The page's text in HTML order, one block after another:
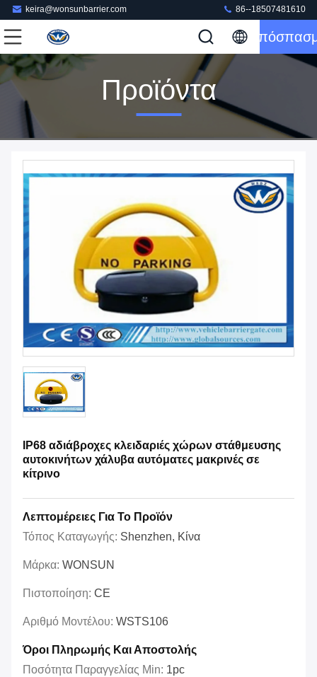
keira@wonsunbarrier.com 86--18507481610
Προϊόντα
IP68 αδιάβροχες κλειδαριές χώρων στάθμευσης
αυτοκινήτων χάλυβα αυτόματες μακρινές σε
κίτρινο
Λεπτομέρειες Για Το Προϊόν
Τόπος Καταγωγής: Shenzhen, Κίνα
Μάρκα: WONSUN
Πιστοποίηση: CE
Αριθμό Μοντέλου: WSTS106
Όροι Πληρωμής Και Αποστολής
Ποσότητα Παραγγελίας Min: 1pc